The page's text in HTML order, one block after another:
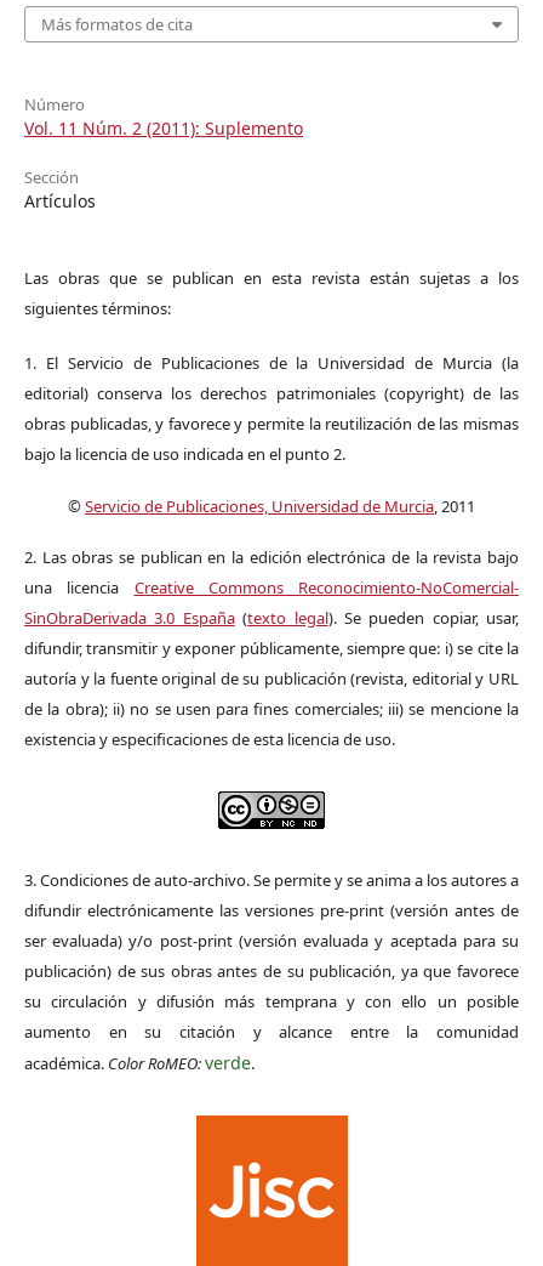
Más formatos de cita
Número
Vol. 11 Núm. 2 (2011): Suplemento
Sección
Artículos
Las obras que se publican en esta revista están sujetas a los
siguientes términos:
1. El Servicio de Publicaciones de la Universidad de Murcia (la
editorial) conserva los derechos patrimoniales (copyright) de las
obras publicadas, y favorece y permite la reutilización de las mismas
bajo la licencia de uso indicada en el punto 2.
©Servicio de Publicaciones, Universidad de Murcia, 2011
2. Las obras se publican en la edición electrónica de la revista bajo
una licencia Creative Commons Reconocimiento-NoComercial-
SinObraDerivada 3.0 España(texto legal). Se pueden copiar, usar,
difundir, transmitir y exponer públicamente, siempre que: i) se cite la
autoría y la fuente original de su publicación (revista, editorial y URL
de la obra); ii) no se usen para fines comerciales; iii) se mencione la
existencia y especificaciones de esta licencia de uso.
3. Condiciones de auto-archivo. Se permite y se anima a los autores a
difundir electrónicamente las versiones pre-print (versión antes de
ser evaluada) y/o post-print (versión evaluada y aceptada para su
publicación) de sus obras antes de su publicación, ya que favorece
su circulación y difusión más temprana y con ello un posible
aumento en su citación y alcance entre la comunidad
académica. Color RoMEO:verde.